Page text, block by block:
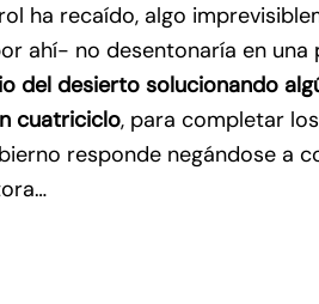
ha recaído, algo
ahí- no desentonaría en una
del desierto solucionando
cuatriciclo, para completar
responde negándose a